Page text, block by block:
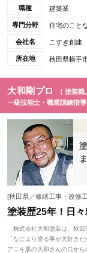
職種 建築業
専門分野 住宅のこと
会社名 こすぎ創建
所在地 秋田県横手
大和剛プロ
（ 塗装職
一級技能士・職業訓練指
[秋田県／修繕工事・改修
塗装歴25年！日
株式会社大和塗装は、秋田
「なにより塗る事が大好き
アニキ肌の大和さんの口から